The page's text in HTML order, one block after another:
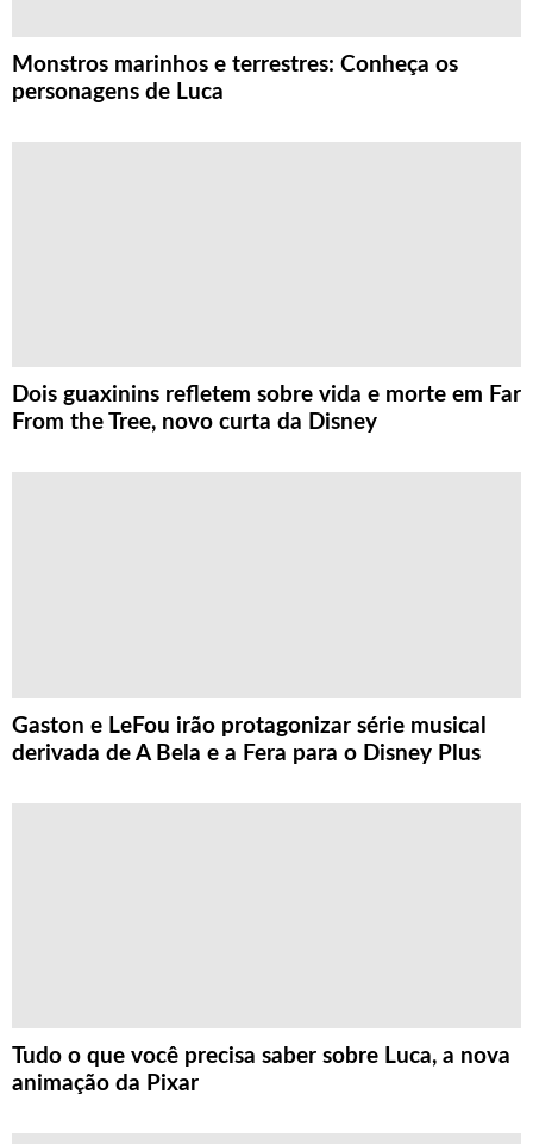
Monstros marinhos e terrestres: Conheça os
personagens de Luca
Dois guaxinins refletem sobre vida e morte em Far
From the Tree, novo curta da Disney
Gaston e LeFou irão protagonizar série musical
derivada de A Bela e a Fera para o Disney Plus
Tudo o que você precisa saber sobre Luca, a nova
animação da Pixar